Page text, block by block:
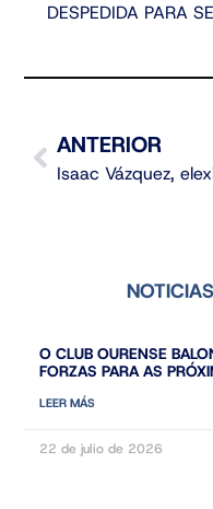
DESPEDIDA PARA
ANTERIOR
O CLUB OURENSE
FORZAS PARA AS
LEER MÁS
22 de julio de 2026